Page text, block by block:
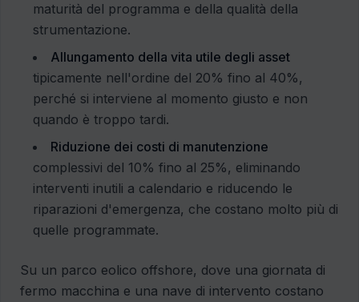
maturità del programma e della qualità della
strumentazione.
Allungamento della vita utile degli asset
tipicamente nell'ordine del 20% fino al 40%,
perché si interviene al momento giusto e non
quando è troppo tardi.
Riduzione dei costi di manutenzione
complessivi del 10% fino al 25%, eliminando
interventi inutili a calendario e riducendo le
riparazioni d'emergenza, che costano molto più di
quelle programmate.
Su un parco eolico offshore, dove una giornata di
fermo macchina e una nave di intervento costano